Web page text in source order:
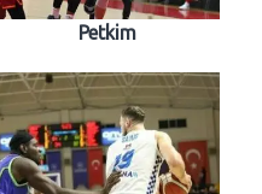
Petkim